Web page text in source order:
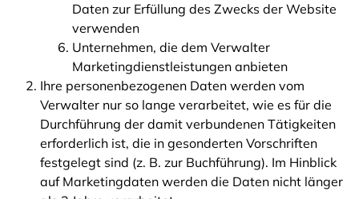
Daten zur Erfüllung des Zwecks der Website
verwenden
Unternehmen, die dem Verwalter
Marketingdienstleistungen anbieten
Ihre personenbezogenen Daten werden vom
Verwalter nur so lange verarbeitet, wie es für die
Durchführung der damit verbundenen Tätigkeiten
erforderlich ist, die in gesonderten Vorschriften
festgelegt sind (z. B. zur Buchführung). Im Hinblick
auf Marketingdaten werden die Daten nicht länger